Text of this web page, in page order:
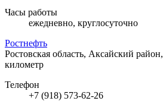
Часы работы
ежедневно, круглосуточно
Ростнефть
Ростовская область, Аксайский
километр
Телефон
+7 (918) 573-62-26